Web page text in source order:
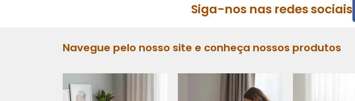
Siga-nos nas redes sociais
Navegue pelo nosso site e conheça nossos produtos